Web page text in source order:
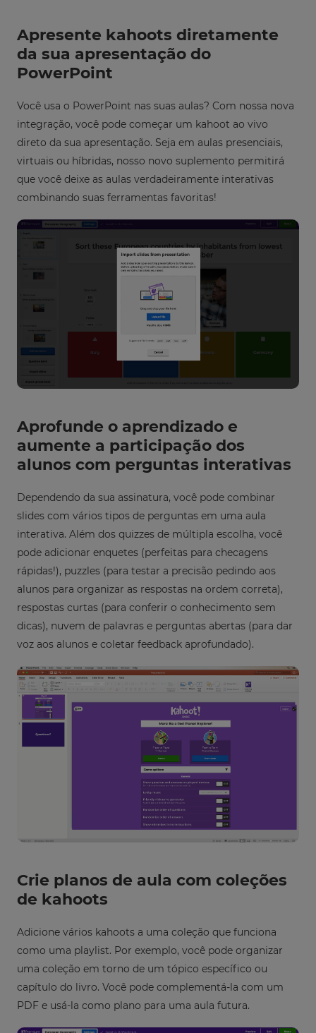
Apresente kahoots diretamente
da sua apresentação do
PowerPoint
Você usa o PowerPoint nas suas aulas? Com nossa nova
integração, você pode começar um kahoot ao vivo
direto da sua apresentação. Seja em aulas presenciais,
virtuais ou híbridas, nosso novo suplemento permitirá
que você deixe as aulas verdadeiramente interativas
combinando suas ferramentas favoritas!
Aprofunde o aprendizado e
aumente a participação dos
alunos com perguntas interativas
Dependendo da sua assinatura, você pode combinar
slides com vários tipos de perguntas em uma aula
interativa. Além dos quizzes de múltipla escolha, você
pode adicionar enquetes (perfeitas para checagens
rápidas!), puzzles (para testar a precisão pedindo aos
alunos para organizar as respostas na ordem correta),
respostas curtas (para conferir o conhecimento sem
dicas), nuvem de palavras e perguntas abertas (para dar
voz aos alunos e coletar feedback aprofundado).
Crie planos de aula com coleções
de kahoots
Adicione vários kahoots a uma coleção que funciona
como uma playlist. Por exemplo, você pode organizar
uma coleção em torno de um tópico específico ou
capítulo do livro. Você pode complementá-la com um
PDF e usá-la como plano para uma aula futura.
This
will
set
your
country
purposes.
Language
Choose
preferred
for
the
update
pricing
across
site.
Save
Settings